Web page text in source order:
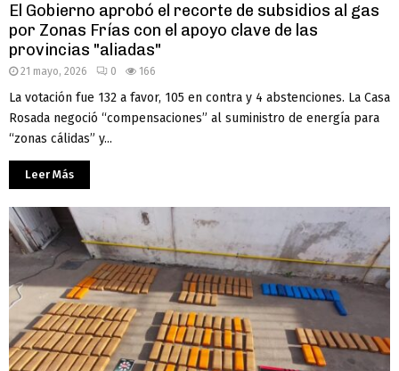
El Gobierno aprobó el recorte de subsidios al gas
por Zonas Frías con el apoyo clave de las
provincias "aliadas"
21 mayo, 2026 0 166
La votación fue 132 a favor, 105 en contra y 4 abstenciones. La Casa
Rosada negoció “compensaciones” al suministro de energía para
“zonas cálidas” y...
Leer Más